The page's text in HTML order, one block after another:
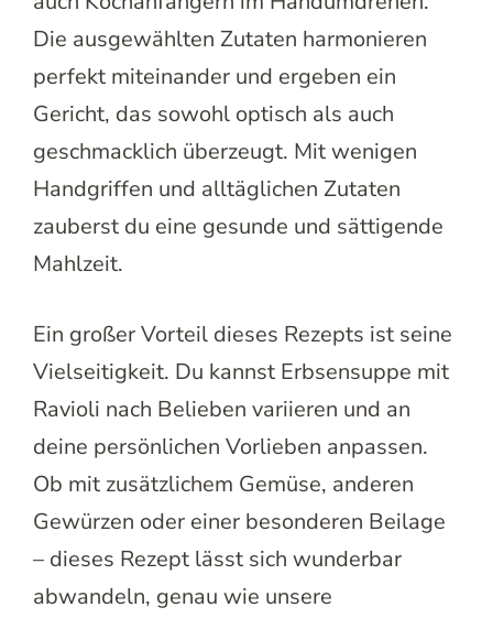
Die ausgewählten Zutaten harmonieren
perfekt miteinander und ergeben ein
Gericht, das sowohl optisch als auch
geschmacklich überzeugt. Mit wenigen
Handgriffen und alltäglichen Zutaten
zauberst du eine gesunde und sättigende
Mahlzeit.
Ein großer Vorteil dieses Rezepts ist seine
Vielseitigkeit. Du kannst Erbsensuppe mit
Ravioli nach Belieben variieren und an
deine persönlichen Vorlieben anpassen.
Ob mit zusätzlichem Gemüse, anderen
Gewürzen oder einer besonderen Beilage
– dieses Rezept lässt sich wunderbar
abwandeln, genau wie unsere